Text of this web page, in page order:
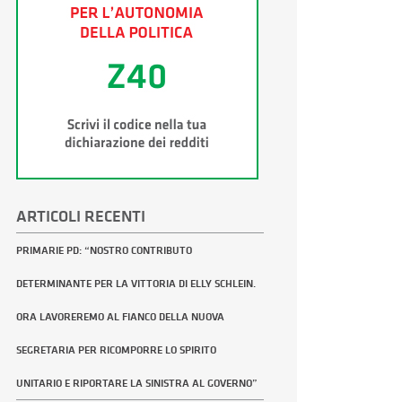
ARTICOLI RECENTI
PRIMARIE PD: “NOSTRO CONTRIBUTO
DETERMINANTE PER LA VITTORIA DI ELLY SCHLEIN.
ORA LAVOREREMO AL FIANCO DELLA NUOVA
SEGRETARIA PER RICOMPORRE LO SPIRITO
UNITARIO E RIPORTARE LA SINISTRA AL GOVERNO”